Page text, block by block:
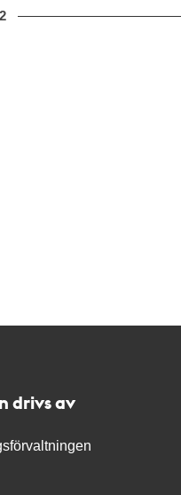
drivs av